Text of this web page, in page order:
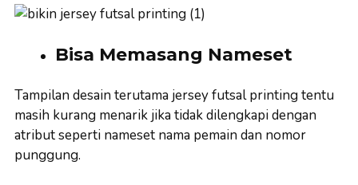
Bisa Memasang Nameset
Tampilan desain terutama jersey futsal printing tentu
masih kurang menarik jika tidak dilengkapi dengan
atribut seperti nameset nama pemain dan nomor
punggung.